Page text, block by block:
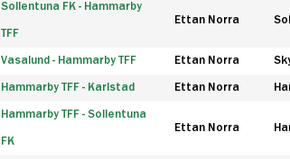
Sollentuna FK - Hammarby
TFF
Ettan Norra
Vasalund - Hammarby TFF Ettan Norra
Hammarby TFF - Karlstad Ettan Norra
Hammarby TFF - Sollentuna
FK
Ettan Norra